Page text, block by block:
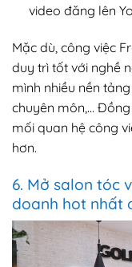
video đăng lên
Mặc dù, công việc
duy trì tốt với nghề
mình nhiều nền
chuyên môn,…
mối quan hệ công
hơn.
6. Mở salon tóc
doanh hot nhất